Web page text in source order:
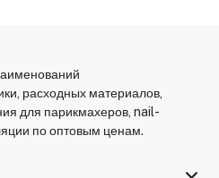
расходных материалов,
для парикмахеров, nail-
по оптовым ценам.